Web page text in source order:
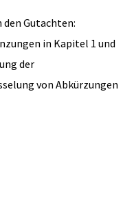
Gutachten:
in Kapitel 1 und
der
von Abkürzungen